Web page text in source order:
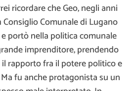
ricordare che Geo, negli anni
Comunale di Lugano
portò nella politica comunale
imprenditore, prendendo
rapporto fra il potere politico e
fu anche protagonista su un